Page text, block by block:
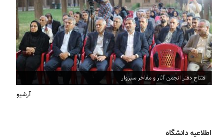
افتتاح دفتر انجمن آثار و مفاخر سبزوار
آرشیو
اطلاعیه دانشگاه